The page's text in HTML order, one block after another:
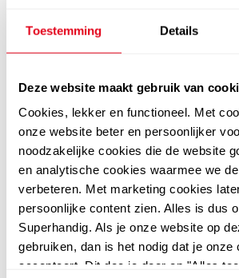
Toestemming Details
Deze website maakt gebruik van
Cookies, lekker en functioneel. Met
onze website beter en persoonlijker
noodzakelijke cookies die de website
en analytische cookies waarmee we
verbeteren. Met marketing cookies
persoonlijke content zien. Alles is dus
Superhandig. Als je onze website op
gebruiken, dan is het nodig dat je onze
accepteert. Dit doe je door op "Alles